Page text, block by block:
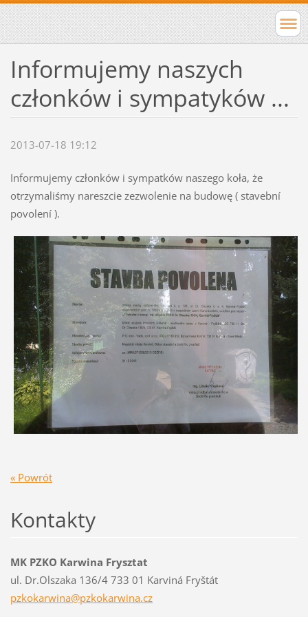
Informujemy naszych
członków i sympatyków ...
2013-07-18 19:12
Informujemy członków i sympatków naszego koła, że
otrzymaliśmy nareszcie zezwolenie na budowę ( stavební
povolení ).
« Powrót
Kontakty
MK PZKO Karwina Frysztat
ul. Dr.Olszaka 136/4 733 01 Karviná Fryštát
pzkokarwina@pzkokarwina.cz